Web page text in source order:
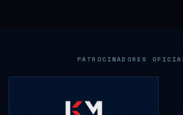
PATROCINADORES